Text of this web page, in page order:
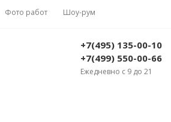
Фото работ Шоу-рум
+7(495) 135-00-10
+7(499) 550-00-66
Ежедневно с 9 до 21